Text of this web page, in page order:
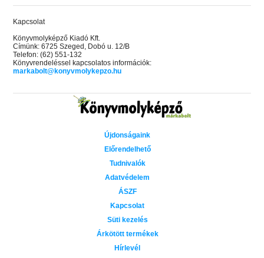
Kapcsolat
Könyvmolyképző Kiadó Kft.
Címünk: 6725 Szeged, Dobó u. 12/B
Telefon: (62) 551-132
Könyvrendeléssel kapcsolatos információk:
markabolt@konyvmolykepzo.hu
Újdonságaink
Előrendelhető
Tudnivalók
Adatvédelem
ÁSZF
Kapcsolat
Süti kezelés
Árkötött termékek
Hírlevél